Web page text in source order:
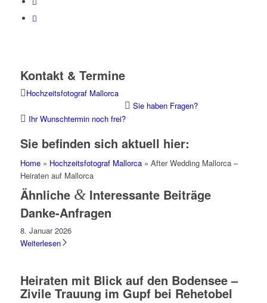
Kontakt & Termine
Hochzeitsfotograf Mallorca
Sie haben Fragen?
Ihr Wunschtermin noch frei?
Sie befinden sich aktuell hier:
Home» Hochzeitsfotograf Mallorca» After Wedding Mallorca –
Heiraten auf Mallorca
Ähnliche &Interessante Beiträge
Danke-Anfragen
8. Januar 2026
Weiterlesen
Heiraten mit Blick auf den Bodensee –
Zivile Trauung im Gupf bei Rehetobel